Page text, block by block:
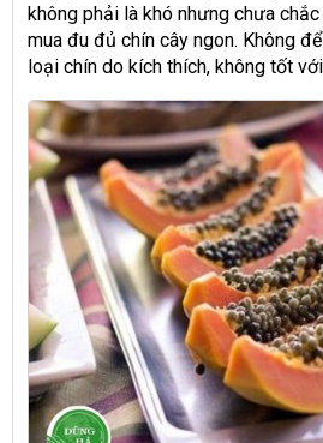
không phải là khó nhưng chưa
mua đu đủ chín cây ngon. Không
loại chín do kích thích, không tốt